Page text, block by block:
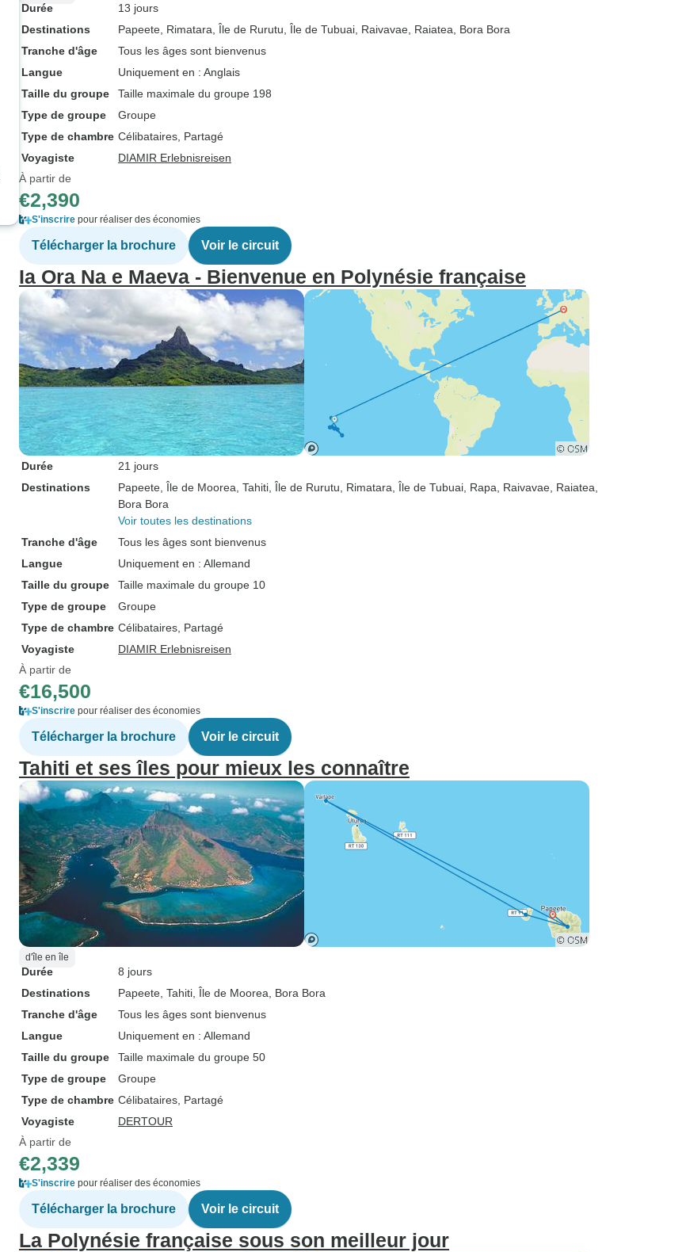
Durée
13 jours
Destinations
Papeete , Rimatara , Île de Rurutu , Île de Tubuai , Raivavae , Raiatea , Bora Bora
Tranche d'âge
Tous les âges sont bienvenus
Langue
Uniquement en : Anglais
Taille du groupe
Taille maximale du groupe 198
Type de groupe
Groupe
Type de chambre Célibataires, Partagé
Voyagiste
DIAMIR Erlebnisreisen
À partir de
€2,390
S'inscrire pour réaliser des économies
Télécharger la brochure Voir le circuit
Ia Ora Na e Maeva - Bienvenue en Polynésie française
Durée
21 jours
Destinations
Papeete , Île de Moorea , Tahiti , Île de Rurutu , Rimatara , Île de Tubuai , Rapa , Raivavae , Raiatea
Bora Bora
Voir toutes les destinations
Tranche d'âge
Tous les âges sont bienvenus
Langue
Uniquement en : Allemand
Taille du groupe
Taille maximale du groupe 10
Type de groupe
Groupe
Type de chambre Célibataires, Partagé
Voyagiste
DIAMIR Erlebnisreisen
À partir de
€16,500
S'inscrire pour réaliser des économies
Télécharger la brochure Voir le circuit
Tahiti et ses îles pour mieux les connaître
d'île en île
Durée
8 jours
Destinations
Papeete , Tahiti , Île de Moorea , Bora Bora
Tranche d'âge
Tous les âges sont bienvenus
Langue
Uniquement en : Allemand
Taille du groupe
Taille maximale du groupe 50
Type de groupe
Groupe
Type de chambre Célibataires, Partagé
Voyagiste
DERTOUR
À partir de
€2,339
S'inscrire pour réaliser des économies
Télécharger la brochure Voir le circuit
La Polynésie française sous son meilleur jour